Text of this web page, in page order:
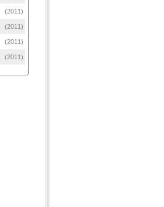
(2011)
(2011)
(2011)
(2011)